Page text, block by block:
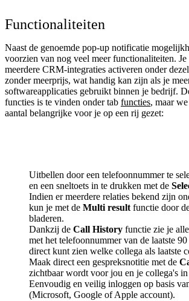
Functionaliteiten
Naast de genoemde pop-up notificatie
voorzien van nog veel meer functionaliteiten.
meerdere CRM-integraties activeren onder
zonder meerprijs, wat handig kan zijn als je
softwareapplicaties gebruikt binnen je bedrijf.
functies is te vinden onder tab functies, maar
aantal belangrijke voor je op een rij gezet:
Uitbellen door een telefoonnummer te
en een sneltoets in te drukken met de
Indien er meerdere relaties bekend zijn
kun je met de Multi result functie door
bladeren.
Dankzij de Call History functie zie je
met het telefoonnummer van de laatste
direct kunt zien welke collega als laatste
Maak direct een gespreksnotitie met de
zichtbaar wordt voor jou en je collega's
Eenvoudig en veilig inloggen op basis
(Microsoft, Google of Apple account).